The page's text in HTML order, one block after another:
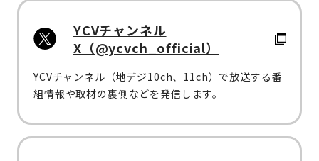
YCVチャンネル
X（@ycvch_official）
YCVチャンネル（地デジ10ch、11ch）で放送する番
組情報や取材の裏側などを発信します。